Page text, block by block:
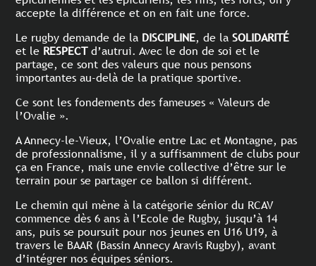
accepte la différence et on en fait une force.
Le rugby demande de la DISCIPLINE, de laSOLIDARITÉ
et le RESPECTd’autrui. Avec le don de soi et le
partage, ce sont des valeurs que nous pensons
importantes au-delà de la pratique sportive.
Ce sont les fondements des fameuses « Valeurs de
l’Ovalie ».
​A Annecy-le-Vieux, l’Ovalie entre Lac et Montagne, pas
de professionnalisme, il y a suffisamment de clubs pour
ça en France, mais une envie collective d’être sur le
terrain pour se partager ce ballon si différent.
​Le chemin qui mène à la catégorie sénior du RCAV
commence dès 6 ans à l’Ecole de Rugby, jusqu’à 14
ans, puis se poursuit pour nos jeunes en U16 U19, à
travers le BAAR (Bassin Annecy Aravis Rugby), avant
d’intégrer nos équipes séniors.